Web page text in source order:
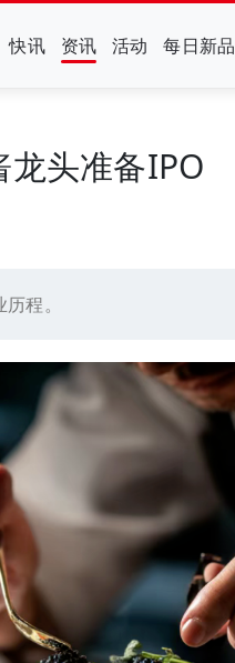
快讯 资讯 活动 每日新品
头准备IPO
程。